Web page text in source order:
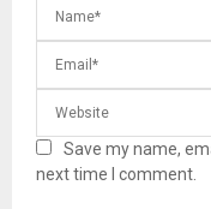
Save my name,
next time I comment.